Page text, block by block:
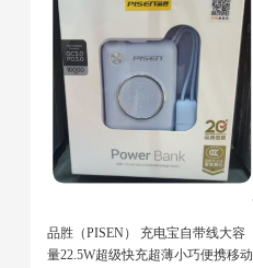
品胜（PISEN） 充电宝自带线大容
量22.5W超级快充超薄小巧便携移动